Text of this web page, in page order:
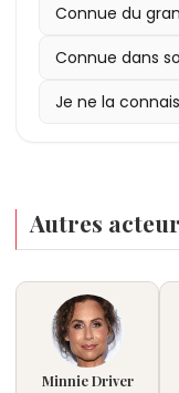
Connue du
Connue dans
Je ne la
Autres
Minnie Driver